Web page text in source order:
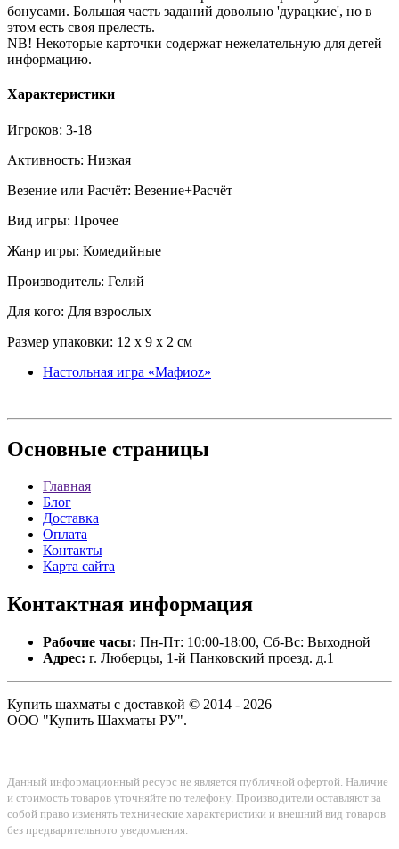
бонусами. Большая часть заданий довольно 'дурацкие', но в
этом есть своя прелесть.
NB! Некоторые карточки содержат нежелательную для детей
информацию.
Характеристики
Игроков: 3-18
Активность: Низкая
Везение или Расчёт: Везение+Расчёт
Вид игры: Прочее
Жанр игры: Комедийные
Производитель: Гелий
Для кого: Для взрослых
Размер упаковки: 12 x 9 x 2 см
Настольная игра «Мафиоz»
Основные страницы
Главная
Блог
Доставка
Оплата
Контакты
Карта сайта
Контактная информация
Рабочие часы: Пн-Пт: 10:00-18:00, Сб-Вс: Выходной
Адрес: г. Люберцы, 1-й Панковский проезд. д.1
Купить шахматы с доставкой © 2014 - 2026
ООО "Купить Шахматы РУ".
Данный информационный ресурс не является публичной офертой. Наличие
и стоимость товаров уточняйте по телефону. Производители оставляют за
собой право изменять технические характеристики и внешний вид товаров
без предварительного уведомления.